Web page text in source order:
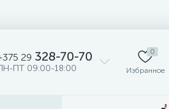
29 328-70-70
ПТ 09:00-18:00
0
Избранное